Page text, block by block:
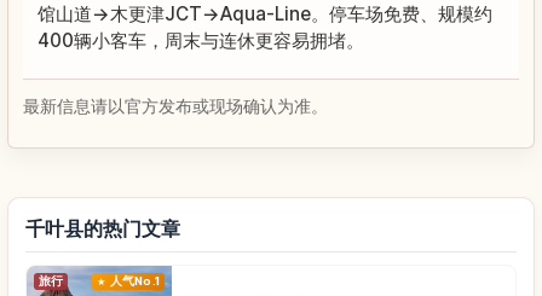
馆山道→木更津JCT→Aqua-Line。停车场免费、规模约
400辆小客车，周末与连休更容易拥堵。
最新信息请以官方发布或现场确认为准。
千叶县的热门文章
旅行 人气No.1